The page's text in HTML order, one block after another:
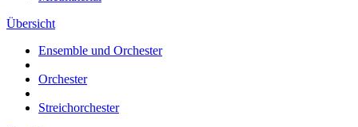
Übersicht
Ensemble und Orchester
Orchester
Streichorchester